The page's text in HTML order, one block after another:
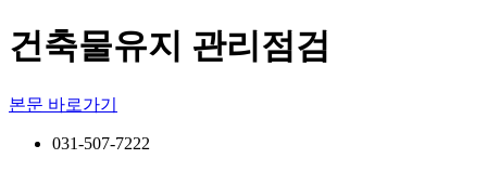
건축물유지 관리점검
본문 바로가기
031-507-7222